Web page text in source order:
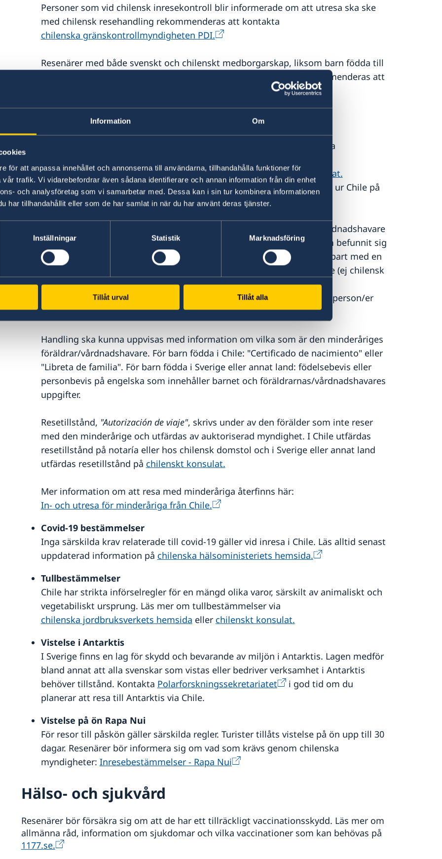
Information Om
för att anpassa innehållet och annonserna till användarna, tillhandahålla funktioner för
trafik. Vi vidarebefordrar även sådana identifierare och annan information från din enhet
och analysföretag som vi samarbetar med. Dessa kan i sin tur kombinera informationen
har tillhandahållit eller som de har samlat in när du har använt deras tjänster.
Inställningar Statistik Marknadsföring
Tillåt urval Tillåt alla
Personer som vid chilensk inresekontroll blir informerade om att utresa ska ske
med chilensk resehandling rekommenderas att kontakta
chilenska gränskontrollmyndigheten PDI.
Resenärer med både svenskt och chilenskt medborgarskap, liksom barn födda till
chilenska medborgare, och svenska adopterade födda i Chile, rekommenderas att
för information om in- och
Minderåriga
Chile har strikta in- och utresebestämmelser för minderåriga. Aktuella
chilenska gränskontrollmyndigheten PDI
och/ellerchilenskt konsulat.
Ambassaden tar inte ansvar för om en person inte kan resa in eller ut ur Chile på
grund av att resetillstånd saknas.
Resetillstånd krävs om en minderåig reser ensam, med endast en vårdnadshavare
eller med en annan person. Utresetillstånd krävs för minderåriga som befunnit sig
i Chile under längre tid än tre månader och reser ut helt utan eller enbart med en
förälder/vårdnadshavare. I de fall en minderårig utländsk medborgare (ej chilensk
medborgare) reser ut från Chile innan tre månaders vistelse behövs
utresetillstånd endast om den minderårige inte reser ut med samma person/er
som vid inresan.
Handling ska kunna uppvisas med information om vilka som är den minderåriges
föräldrar/vårdnadshavare. För barn födda i Chile: "Certificado de nacimiento" eller
"Libreta de familia". För barn födda i Sverige eller annat land: födelsebevis eller
personbevis på engelska som innehåller barnet och föräldrarnas/vårdnadshavares
uppgifter.
Resetillstånd, "Autorización de viaje", skrivs under av den förälder som inte reser
med den minderårige och utfärdas av auktoriserad myndighet. I Chile utfärdas
resetillstånd på notaría eller hos chilensk domstol och i Sverige eller annat land
utfärdas resetillstånd på chilenskt konsulat.
Mer information om att resa med minderåriga återfinns här:
In- och utresa för minderåriga från Chile.
Covid-19 bestämmelser
Inga särskilda krav relaterade till covid-19 gäller vid inresa i Chile. Läs alltid senast
uppdaterad information på chilenska hälsoministeriets hemsida.
Tullbestämmelser
Chile har strikta införselregler för en mängd olika varor, särskilt av animaliskt och
vegetabiliskt ursprung. Läs mer om tullbestämmelser via
chilenska jordbruksverkets hemsida eller chilenskt konsulat.
Vistelse i Antarktis
I Sverige finns en lag för skydd och bevarande av miljön i Antarktis. Lagen medför
bland annat att alla svenskar som vistas eller bedriver verksamhet i Antarktis
behöver tillstånd. Kontakta Polarforskningssekretariatet
i god tid om du
planerar att resa till Antarktis via Chile.
Vistelse på ön Rapa Nui
För resor till påskön gäller särskilda regler. Turister tillåts vistelse på ön upp till 30
dagar. Resenärer bör informera sig om vad som krävs genom chilenska
myndigheter: Inresebestämmelser - Rapa Nui
Hälso- och sjukvård
Resenärer bör försäkra sig om att de har ett tillräckligt vaccinationsskydd. Läs mer om
allmänna råd, information om sjukdomar och vilka vaccinationer som kan behövas på
1177.se.